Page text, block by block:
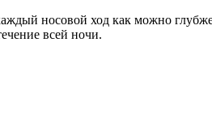
носовой ход как можно
всей ночи.